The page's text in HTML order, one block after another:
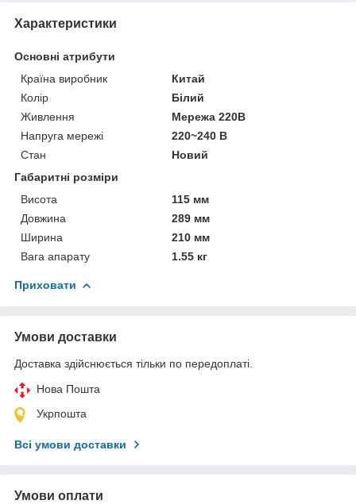
Характеристики
Основні атрибути
Країна виробник
Китай
Колір
Білий
Живлення
Мережа 220В
Напруга мережі
220~240 В
Стан
Новий
Габаритні розміри
Висота
115 мм
Довжина
289 мм
Ширина
210 мм
Вага апарату
1.55 кг
Приховати
Умови доставки
Доставка здійснюється тільки по передоплаті.
Нова Пошта
Укрпошта
Всі умови доставки
Умови оплати